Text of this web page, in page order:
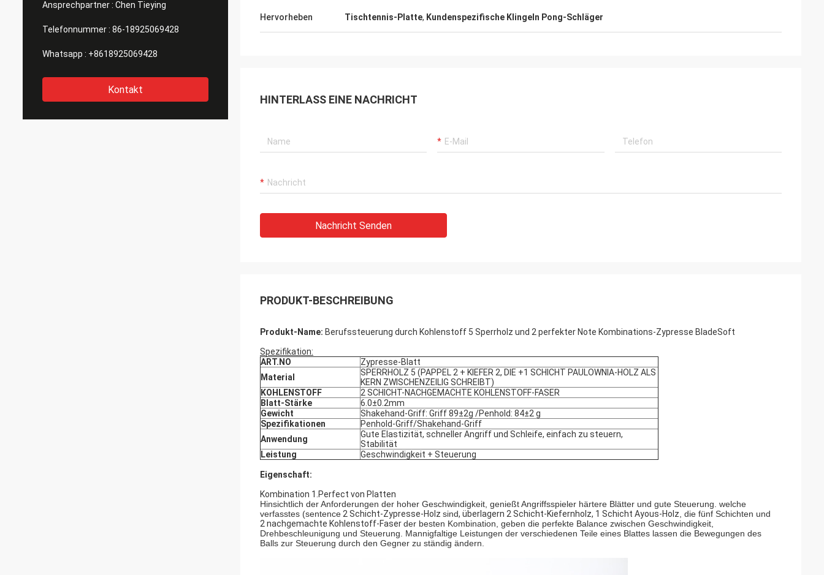
Ansprechpartner : Chen Tieying
Telefonnummer : 86-18925069428
Whatsapp : +8618925069428
Kontakt
Hervorheben Tischtennis-Platte, Kundenspezifische Klingeln Pong-Schläger
HINTERLASS EINE NACHRICHT
Nachricht Senden
PRODUKT-BESCHREIBUNG
Produkt-Name: Berufssteuerung durch Kohlenstoff 5 Sperrholz und 2 perfekter Note Kombinations-Zypresse BladeSoft
Spezifikation:
ART.NO
Zypresse-Blatt
Material
SPERRHOLZ 5 (PAPPEL 2 + KIEFER 2, DIE +1 SCHICHT PAULOWNIA-HOLZ ALS
KERN ZWISCHENZEILIG SCHREIBT)
KOHLENSTOFF
2 SCHICHT-NACHGEMACHTE KOHLENSTOFF-FASER
Blatt-Stärke
6.0±0.2mm
Gewicht
Shakehand-Griff: Griff 89±2g /Penhold: 84±2 g
Spezifikationen
Penhold-Griff/Shakehand-Griff
Anwendung
Gute Elastizität, schneller Angriff und Schleife, einfach zu steuern,
Stabilität
Leistung
Geschwindigkeit + Steuerung
Eigenschaft:
Kombination 1.Perfect von Platten
Hinsichtlich der Anforderungen der hoher Geschwindigkeit, genießt Angriffsspieler härtere Blätter und gute Steuerung. welche
verfasstes (sentence 2 Schicht-Zypresse-Holz sind, überlagern 2 Schicht-Kiefernholz, 1 Schicht Ayous-Holz , die fünf Schichten und
2 nachgemachte Kohlenstoff-Faserder besten Kombination, geben die perfekte Balance zwischen Geschwindigkeit,
Drehbeschleunigung und Steuerung. Mannigfaltige Leistungen der verschiedenen Teile eines Blattes lassen die Bewegungen des
Balls zur Steuerung durch den Gegner zu ständig ändern.